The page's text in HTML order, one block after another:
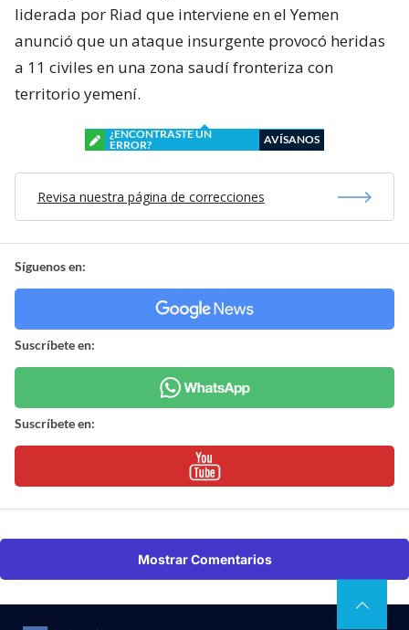
liderada por Riad que interviene en el Yemen
anunció que un ataque insurgente provocó heridas
a 11 civiles en una zona saudí fronteriza con
territorio yemení.
¿ENCONTRASTE UN
ERROR?
AVÍSANOS
Revisa nuestra página de correcciones
Síguenos en:
Suscríbete en:
Suscríbete en:
Mostrar Comentarios